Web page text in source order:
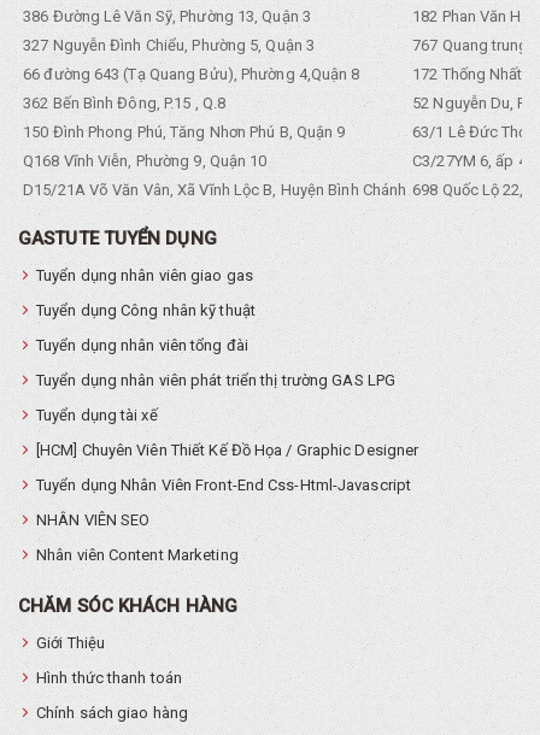
386 Đường Lê Văn Sỹ, Phường 13, Quận 3
182 Phan Văn
327 Nguyễn Đình Chiểu, Phường 5, Quận 3
767 Quang trung,
66 đường 643 (Tạ Quang Bửu), Phường 4,Quận 8
172 Thống Nhất.
362 Bến Bình Đông, P.15 , Q.8
52 Nguyễn Du,
150 Đình Phong Phú, Tăng Nhơn Phú B, Quận 9
63/1 Lê Đức Thọ,
Q168 Vĩnh Viễn, Phường 9, Quận 10
C3/27YM 6, ấp 4,
D15/21A Võ Văn Vân, Xã Vĩnh Lộc B, Huyện Bình Chánh 698 Quốc Lộ 22,
GASTUTE TUYỂN DỤNG
Tuyển dụng nhân viên giao gas
Tuyển dụng Công nhân kỹ thuật
Tuyển dụng nhân viên tổng đài
Tuyển dụng nhân viên phát triển thị trường GAS LPG
Tuyển dụng tài xế
[HCM] Chuyên Viên Thiết Kế Đồ Họa / Graphic Designer
Tuyển dụng Nhân Viên Front-End Css-Html-Javascript
NHÂN VIÊN SEO
Nhân viên Content Marketing
CHĂM SÓC KHÁCH HÀNG
Giới Thiệu
Hình thức thanh toán
Chính sách giao hàng